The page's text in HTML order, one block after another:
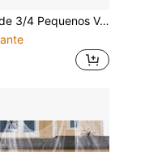
para Arranjos Florais de Mesa, Vasos Vintage Transparentes para Decoração de Mesa, Casamentos, Festas, Recepções, Decoração Doméstica (Diversos Tamanhos)